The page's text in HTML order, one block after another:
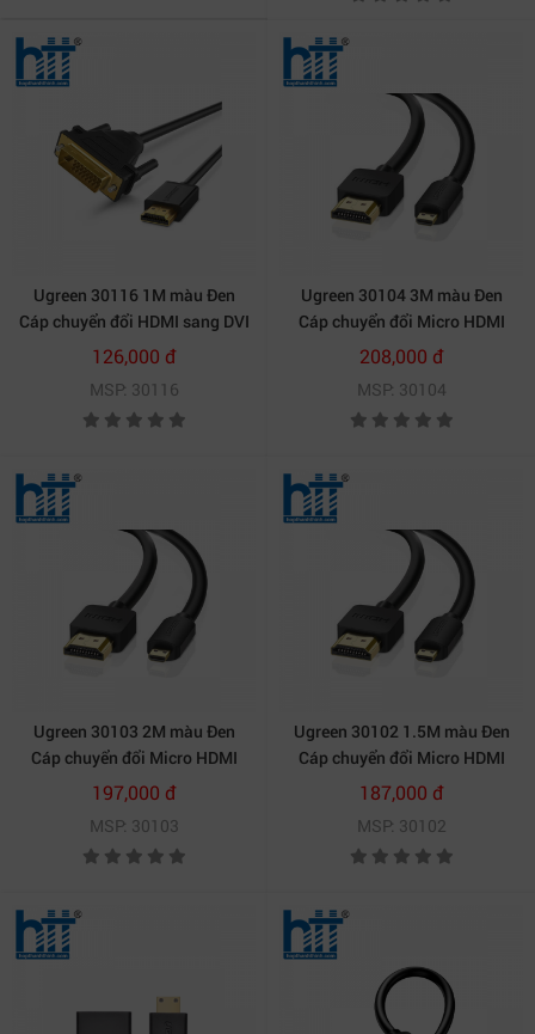
Ugreen 30116 1M màu Đen
Cáp chuyển đổi HDMI sang DVI
24 + 1 thuần đồng HD106
20030116
126,000 đ
MSP: 30116
Ugreen 30104 3M màu Đen
Cáp chuyển đổi Micro HDMI
sang HDMI thuần đồng HD127
20030104
208,000 đ
MSP: 30104
Ugreen 30103 2M màu Đen
Cáp chuyển đổi Micro HDMI
sang HDMI thuần đồng HD127
20030103
197,000 đ
MSP: 30103
Ugreen 30102 1.5M màu Đen
Cáp chuyển đổi Micro HDMI
sang HDMI thuần đồng HD127
20030102
187,000 đ
MSP: 30102